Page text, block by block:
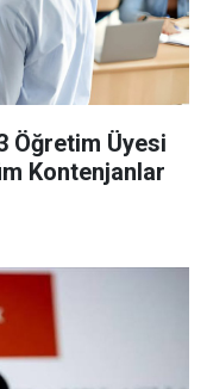
Öğretim Üyesi
Kontenjanlar